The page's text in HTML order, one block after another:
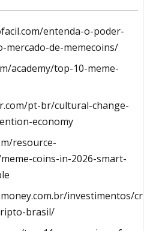
entenda-o-poder-
mercado-de-memecoins/
academy/top-10-meme-
pt-br/cultural-change-
economy
resource-
coins-in-2026-smart-
investimentos/
brasil/